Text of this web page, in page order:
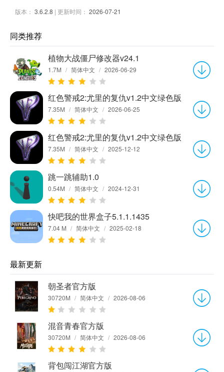
版本： 3.6.2.8 | 更新时间： 2026-07-21
同类推荐
植物大战僵尸修改器v24.1
1.7M / 简体中文 / 2026-06-29
红色警戒2:尤里的复仇v1.2中文绿色版
7.35M / 简体中文 / 2026-06-25
红色警戒2:尤里的复仇v1.2中文绿色版
7.35M / 简体中文 / 2025-12-12
跳一跳辅助1.0
0.54M / 简体中文 / 2024-12-31
快吧我的世界盒子5.1.1.1435
7.04 M / 简体中文 / 2025-02-18
最新更新
朝圣者官方版
30720M / 简体中文 / 2026-08-06
混音青春官方版
30720M / 简体中文 / 2026-08-06
背包闯江湖官方版